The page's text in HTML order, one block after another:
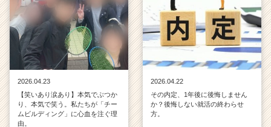
2026.04.23
【笑いあり涙あり】本気でぶつか
り、本気で笑う。私たちが「チー
ムビルディング」に心血を注ぐ理
由。
2026.04.22
その内定、1年後に後悔しません
か？後悔しない就活の終わらせ
方。